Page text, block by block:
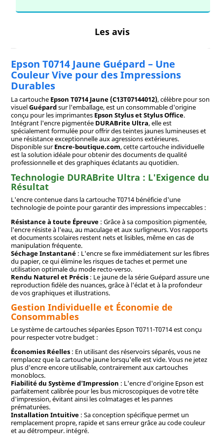
Les avis
Epson T0714 Jaune Guépard – Une
Couleur Vive pour des Impressions
Durables
La cartouche Epson T0714 Jaune (C13T07144012), célèbre pour son
visuelGuépardsur l'emballage, est un consommable d'origine
conçu pour les imprimantes Epson Stylus et Stylus Office.
Intégrant l'encre pigmentée DURABrite Ultra, elle est
spécialement formulée pour offrir des teintes jaunes lumineuses et
une résistance exceptionnelle aux agressions extérieures.
Disponible surEncre-boutique.com, cette cartouche individuelle
est la solution idéale pour obtenir des documents de qualité
professionnelle et des graphiques éclatants au quotidien.
Technologie DURABrite Ultra : L'Exigence du
Résultat
L'encre contenue dans la cartouche T0714 bénéficie d'une
technologie de pointe pour garantir des impressions impeccables :
Résistance à toute Épreuve: Grâce à sa composition pigmentée,
l'encre résiste à l'eau, au maculage et aux surligneurs. Vos rapports
et documents scolaires restent nets et lisibles, même en cas de
manipulation fréquente.
Séchage Instantané: L'encre se fixe immédiatement sur les fibres
du papier, ce qui élimine les risques de taches et permet une
utilisation optimale du mode recto-verso.
Rendu Naturel et Précis: Le jaune de la série Guépard assure une
reproduction fidèle des nuances, grâce à l'éclat et à la profondeur
de vos graphiques et illustrations.
Gestion Individuelle et Économie de
Consommables
Le système de cartouches séparées Epson T0711-T0714 est conçu
pour respecter votre budget :
Économies Réelles: En utilisant des réservoirs séparés, vous ne
remplacez que la cartouche jaune lorsqu'elle est vide. Vous ne jetez
plus d'encre encore utilisable, contrairement aux cartouches
monoblocs.
Fiabilité du Système d'Impression : L'encre d'origine Epson est
parfaitement calibrée pour les bus microscopiques de votre tête
d'impression, évitant ainsi les colmatages et les pannes
prématurées.
Installation Intuitive: Sa conception spécifique permet un
remplacement propre, rapide et sans erreur grâce au code couleur
et au détrompeur. intégré.